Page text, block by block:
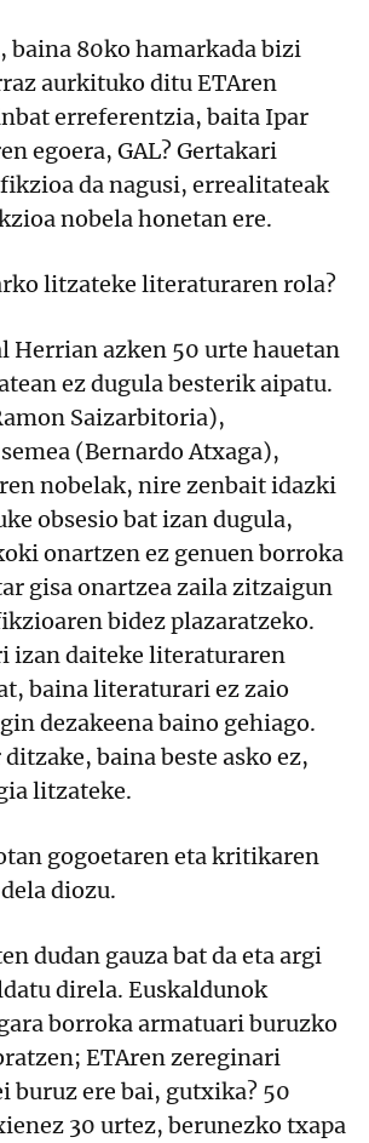
baina 80ko hamarkada bizi
aurkituko ditu ETAren
erreferentzia, baita Ipar
egoera, GAL? Gertakari
da nagusi, errealitateak
nobela honetan ere.
litzateke literaturaren rola?
Herrian azken 50 urte hauetan
ez dugula besterik aipatu.
Saizarbitoria),
(Bernardo Atxaga),
nobelak, nire zenbait idazki
obsesio bat izan dugula,
onartzen ez genuen borroka
gisa onartzea zaila zitzaigun
bidez plazaratzeko.
izan daiteke literaturaren
baina literaturari ez zaio
dezakeena baino gehiago.
ditzake, baina beste asko ez,
litzateke.
gogoetaren eta kritikaren
diozu.
dudan gauza bat da eta argi
direla. Euskaldunok
borroka armatuari buruzko
ETAren zereginari
buruz ere bai, gutxika? 50
30 urtez, berunezko txapa